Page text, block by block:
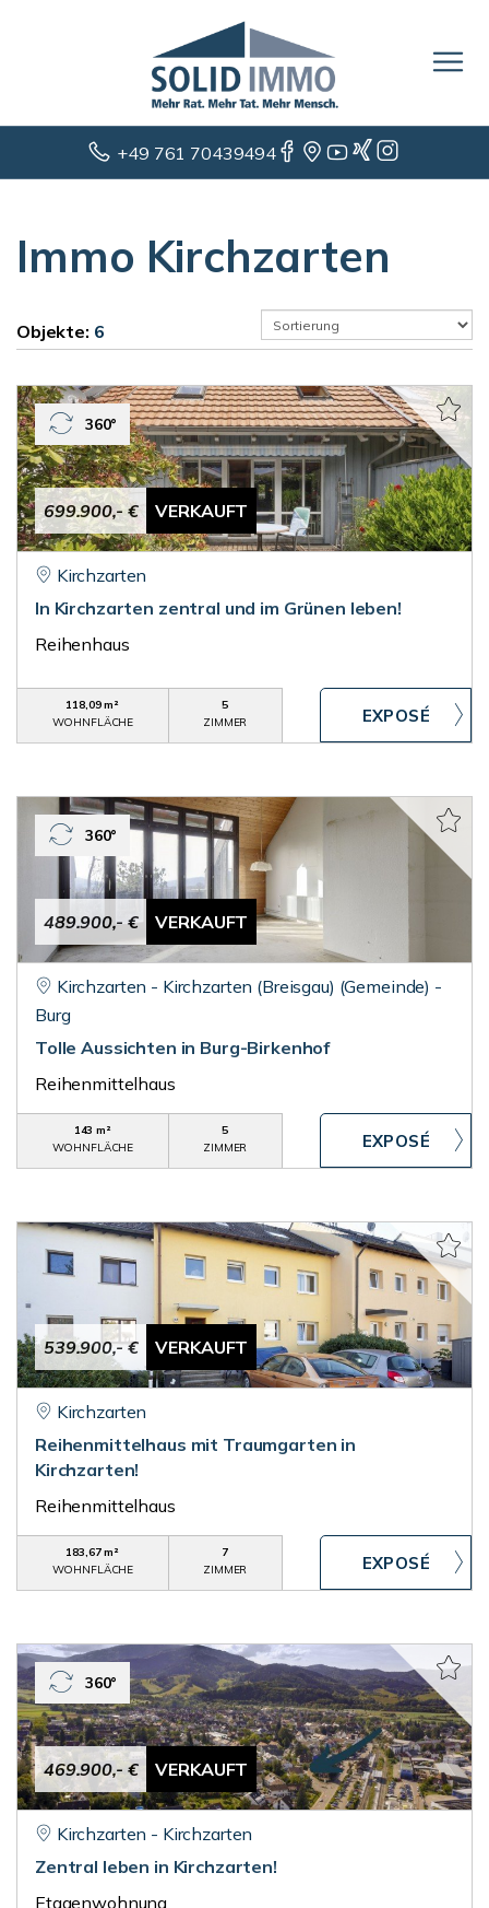
+49 761 70439494
Immo Kirchzarten
Objekte: 6
699.900,- € VERKAUFT
360°
Kirchzarten
In Kirchzarten zentral und im Grünen leben!
Reihenhaus
118,09 m²
WOHNFLÄCHE
5
ZIMMER
489.900,- € VERKAUFT
360°
Kirchzarten - Kirchzarten (Breisgau) (Gemeinde) -
Burg
Tolle Aussichten in Burg-Birkenhof
Reihenmittelhaus
143 m²
WOHNFLÄCHE
5
ZIMMER
539.900,- € VERKAUFT
Kirchzarten
Reihenmittelhaus mit Traumgarten in
Kirchzarten!
Reihenmittelhaus
183,67 m²
WOHNFLÄCHE
7
ZIMMER
469.900,- € VERKAUFT
360°
Kirchzarten - Kirchzarten
Zentral leben in Kirchzarten!
Etagenwohnung